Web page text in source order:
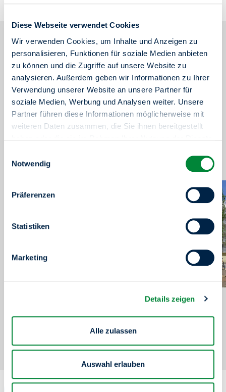
Diese Webseite verwendet Cookies
Wir verwenden Cookies, um Inhalte und Anzeigen zu
personalisieren, Funktionen für soziale Medien anbieten
zu können und die Zugriffe auf unsere Website zu
analysieren. Außerdem geben wir Informationen zu Ihrer
Verwendung unserer Website an unsere Partner für
soziale Medien, Werbung und Analysen weiter. Unsere
Partner führen diese Informationen möglicherweise mit
weiteren Daten zusammen, die Sie ihnen bereitgestellt
Sie haben das Recht Ihre erteilten Einwilligungen
jederzeit zu widerrufen. Dies ist über einen erneuten
Aufruf dieses Tools über den Button am unteren linken
Rand möglich.
Notwendig
Präferenzen
Statistiken
Marketing
Details zeigen
Alle zulassen
Auswahl erlauben
Weitere Informationen zum
Neubauprojekt
Grundstückgröße
4.600 m2
Wohnfläche gesamt
Anzahl Geschosse
7 bis 8
Energiestandard
KfW 55
Stellplätze
Architekturbüro
Serviceportal "Meine degewo"